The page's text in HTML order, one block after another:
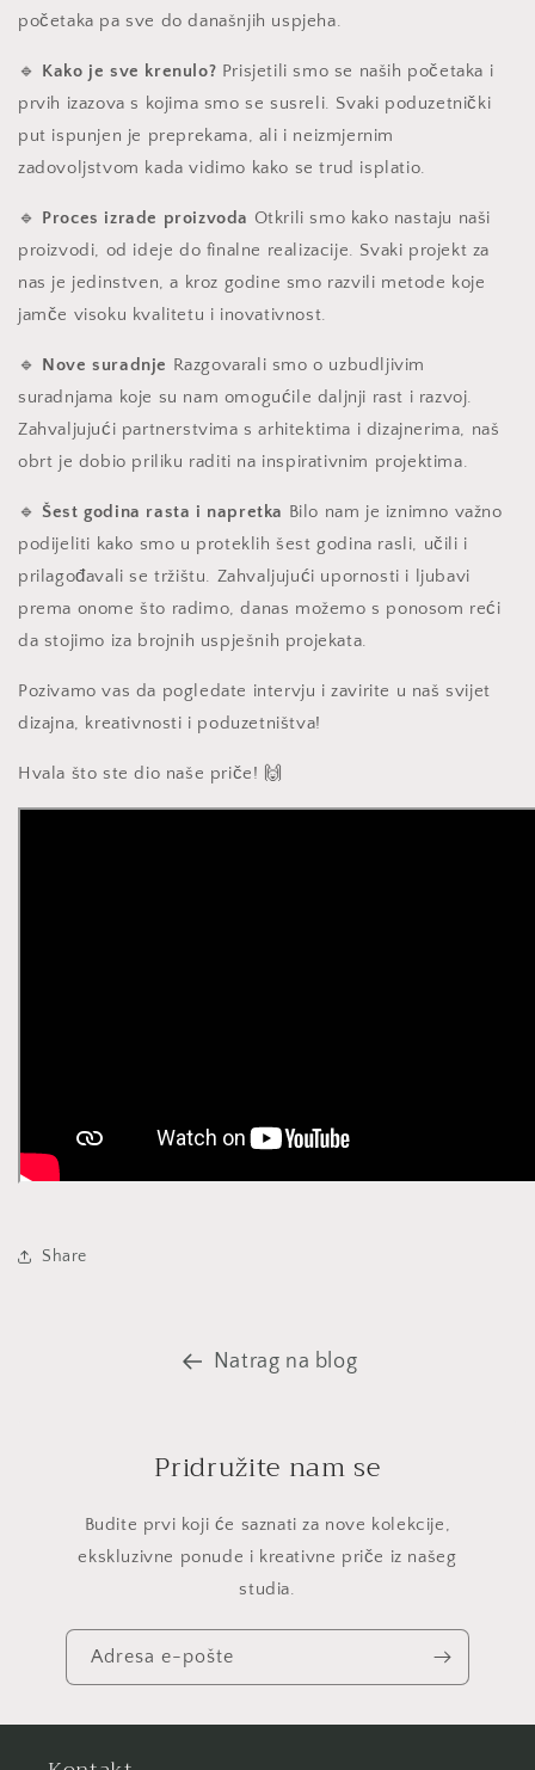
početaka pa sve do današnjih uspjeha.
🔹 Kako je sve krenulo? Prisjetili smo se naših početaka i
prvih izazova s kojima smo se susreli. Svaki poduzetnički
put ispunjen je preprekama, ali i neizmjernim
zadovoljstvom kada vidimo kako se trud isplatio.
🔹 Proces izrade proizvoda Otkrili smo kako nastaju naši
proizvodi, od ideje do finalne realizacije. Svaki projekt za
nas je jedinstven, a kroz godine smo razvili metode koje
jamče visoku kvalitetu i inovativnost.
🔹 Nove suradnje Razgovarali smo o uzbudljivim
suradnjama koje su nam omogućile daljnji rast i razvoj.
Zahvaljujući partnerstvima s arhitektima i dizajnerima, naš
obrt je dobio priliku raditi na inspirativnim projektima.
🔹 Šest godina rasta i napretka Bilo nam je iznimno važno
podijeliti kako smo u proteklih šest godina rasli, učili i
prilagođavali se tržištu. Zahvaljujući upornosti i ljubavi
prema onome što radimo, danas možemo s ponosom reći
da stojimo iza brojnih uspješnih projekata.
Pozivamo vas da pogledate intervju i zavirite u naš svijet
dizajna, kreativnosti i poduzetništva!
Hvala što ste dio naše priče! 🙌
Share
Natrag na blog
Pridružite nam se
Budite prvi koji će saznati za nove kolekcije,
ekskluzivne ponude i kreativne priče iz našeg
studia.
Adresa e-pošte